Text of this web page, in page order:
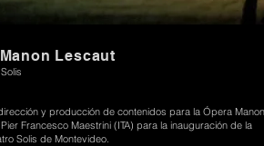
Lescaut
y producción de contenidos para la Ópera Manon
Francesco Maestrini (ITA) para la inauguración de la
Solis de Montevideo.